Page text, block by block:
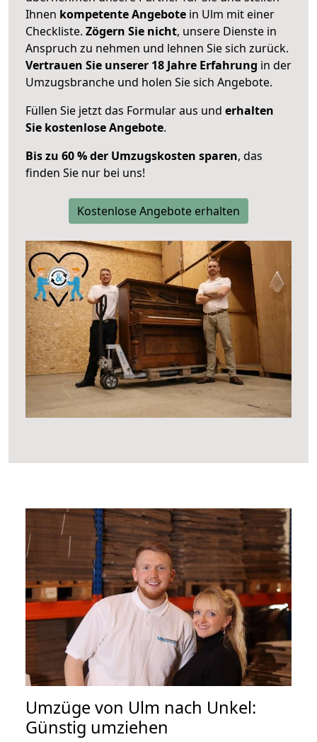
Ihnen kompetente Angebote in Ulm mit einer
Checkliste. Zögern Sie nicht, unsere Dienste in
Anspruch zu nehmen und lehnen Sie sich zurück.
Vertrauen Sie unserer 18 Jahre Erfahrung in der
Umzugsbranche und holen Sie sich Angebote.
Füllen Sie jetzt das Formular aus und erhalten
Sie kostenlose Angebote.
Bis zu 60 % der Umzugskosten sparen, das
finden Sie nur bei uns!
Kostenlose Angebote erhalten
Umzüge von Ulm nach Unkel:
Günstig umziehen